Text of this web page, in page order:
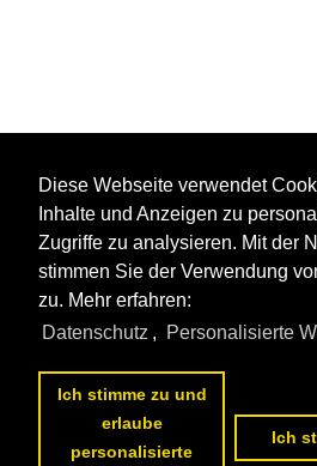
Diese Webseite verwendet
Inhalte und Anzeigen zu
Zugriffe zu analysieren. Mit der
stimmen Sie der Verwendung
zu. Mehr erfahren:
Datenschutz , Personalisierte
Ich stimme zu und
erlaube
personalisierte
Ich